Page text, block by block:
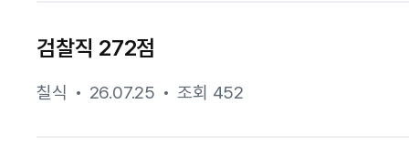
검찰직 272점
칠식 26.07.25 조회 452